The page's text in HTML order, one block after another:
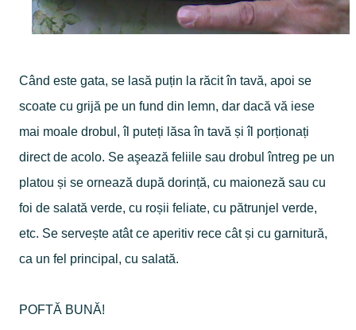
Când este gata, se lasă puțin la răcit în tavă, apoi se
scoate cu grijă pe un fund din lemn, dar dacă vă iese
mai moale drobul, îl puteți lăsa în tavă și îl porționați
direct de acolo. Se aşează feliile sau drobul întreg pe un
platou și se ornează după dorință, cu maioneză sau cu
foi de salată verde, cu roșii feliate, cu pătrunjel verde,
etc. Se servește atât ce aperitiv rece cât și cu garnitură,
ca un fel principal, cu salată.
POFTĂ BUNĂ!